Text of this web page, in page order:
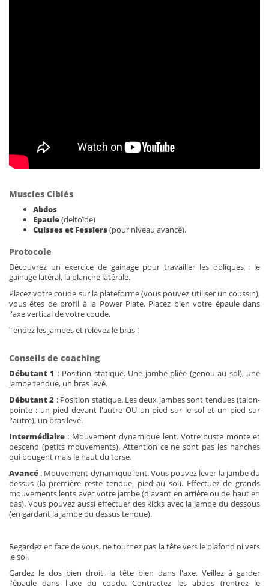
Muscles Ciblés
Abdos
Epaule(deltoïde)
Cuisses et Fessiers(pour niveau avancé).
Protocole
Découvrez un exercice de gainage pour travailler les obliques : le
gainage latéral, la planche latérale.
Placez votre coude sur la plateforme (vous pouvez utiliser un coussin),
vous êtes de profil à la Power Plate. Placez bien votre épaule dans
l'axe vertical de votre coude.
Tendez les jambes et relevez le bras !
Conseils de coaching
Débutant 1 : Position statique. Une jambe pliée (genou au sol), une
jambe tendue, un bras levé.
Débutant 2 : Position statique. Les deux jambes sont tendues (talon-
pointe : un pied devant l'autre OU un pied sur le sol et un pied sur
l'autre), un bras levé.
Intermédiaire : Mouvement dynamique lent. Votre buste monte et
descend (petits mouvements). Attention ce ne sont pas les hanches
qui bougent mais le haut du torse.
Avancé : Mouvement dynamique lent. Vous pouvez lever la jambe du
dessus (la première reste tendue, pied au sol). Effectuez de grands
mouvements lents avec votre jambe (d'avant en arrière ou de haut en
bas). Vous pouvez aussi effectuer des kicks avec la jambe du dessous
(en gardant la jambe du dessus tendue).
Regardez en face de vous, ne tournez pas la tête vers le plafond ni vers
le sol.
Gardez le dos bien droit, la tête bien dans l'axe. Veillez à garder
l'épaule dans l'axe du coude. Contractez les abdos (rentrez le